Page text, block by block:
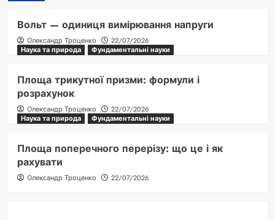
Вольт — одиниця вимірювання напруги
Олександр Троценко
22/07/2026
Наука та природа
Фундаментальні науки
Площа трикутної призми: формули і
розрахунок
Олександр Троценко
22/07/2026
Наука та природа
Фундаментальні науки
Площа поперечного перерізу: що це і як
рахувати
Олександр Троценко 22/07/2026